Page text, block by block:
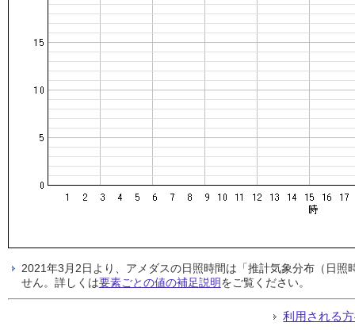
2021年3月2日より、アメダスの日照時間は「推計気象分布（日
せん。詳しくは要素ごとの値の補足説明をご覧ください。
利用される